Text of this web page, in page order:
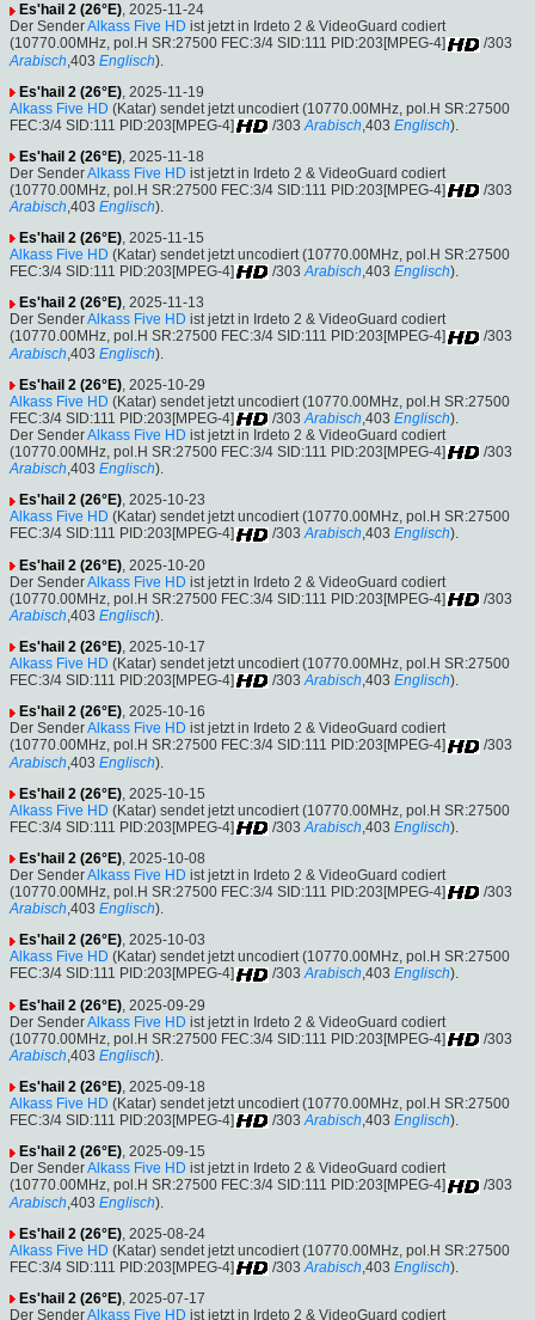
Es'hail 2 (26°E), 2025-11-24
Der SenderAlkass Five HD ist jetzt in Irdeto 2 & VideoGuard codiert
(10770.00MHz, pol.H SR:27500 FEC:3/4 SID:111 PID:203[MPEG-4]
/303
Arabisch ,403 Englisch).
Es'hail 2 (26°E) , 2025-11-19
Alkass Five HD (Katar) sendet jetzt uncodiert (10770.00MHz, pol.H SR:27500
FEC:3/4 SID:111 PID:203[MPEG-4]
/303 Arabisch ,403 Englisch).
Es'hail 2 (26°E), 2025-11-18
Der SenderAlkass Five HD ist jetzt in Irdeto 2 & VideoGuard codiert
(10770.00MHz, pol.H SR:27500 FEC:3/4 SID:111 PID:203[MPEG-4]
/303
Arabisch,403 Englisch).
Es'hail 2 (26°E), 2025-11-15
Alkass Five HD (Katar) sendet jetzt uncodiert (10770.00MHz, pol.H SR:27500
FEC:3/4 SID:111 PID:203[MPEG-4]
/303 Arabisch,403 Englisch).
Es'hail 2 (26°E), 2025-11-13
Der SenderAlkass Five HD ist jetzt in Irdeto 2 & VideoGuard codiert
(10770.00MHz, pol.H SR:27500 FEC:3/4 SID:111 PID:203[MPEG-4]
/303
Arabisch,403 Englisch).
Es'hail 2 (26°E), 2025-10-29
Alkass Five HD (Katar) sendet jetzt uncodiert (10770.00MHz, pol.H SR:27500
FEC:3/4 SID:111 PID:203[MPEG-4]
/303 Arabisch,403 Englisch).
Der SenderAlkass Five HD ist jetzt in Irdeto 2 & VideoGuard codiert
(10770.00MHz, pol.H SR:27500 FEC:3/4 SID:111 PID:203[MPEG-4]
/303
Arabisch,403 Englisch).
Es'hail 2 (26°E), 2025-10-23
Alkass Five HD (Katar) sendet jetzt uncodiert (10770.00MHz, pol.H SR:27500
FEC:3/4 SID:111 PID:203[MPEG-4]
/303 Arabisch,403 Englisch).
Es'hail 2 (26°E) , 2025-10-20
Der SenderAlkass Five HD ist jetzt in Irdeto 2 & VideoGuard codiert
(10770.00MHz, pol.H SR:27500 FEC:3/4 SID:111 PID:203[MPEG-4]
/303
Arabisch,403 Englisch).
Es'hail 2 (26°E), 2025-10-17
Alkass Five HD (Katar) sendet jetzt uncodiert (10770.00MHz, pol.H SR:27500
FEC:3/4 SID:111 PID:203[MPEG-4]
/303 Arabisch,403 Englisch).
Es'hail 2 (26°E), 2025-10-16
Der SenderAlkass Five HD ist jetzt in Irdeto 2 & VideoGuard codiert
(10770.00MHz, pol.H SR:27500 FEC:3/4 SID:111 PID:203[MPEG-4]
/303
Arabisch ,403 Englisch).
Es'hail 2 (26°E) , 2025-10-15
Alkass Five HD (Katar) sendet jetzt uncodiert (10770.00MHz, pol.H SR:27500
FEC:3/4 SID:111 PID:203[MPEG-4]
/303 Arabisch ,403 Englisch).
Es'hail 2 (26°E), 2025-10-08
Der SenderAlkass Five HD ist jetzt in Irdeto 2 & VideoGuard codiert
(10770.00MHz, pol.H SR:27500 FEC:3/4 SID:111 PID:203[MPEG-4]
/303
Arabisch,403 Englisch).
Es'hail 2 (26°E), 2025-10-03
Alkass Five HD (Katar) sendet jetzt uncodiert (10770.00MHz, pol.H SR:27500
FEC:3/4 SID:111 PID:203[MPEG-4]
/303 Arabisch,403 Englisch).
Es'hail 2 (26°E) , 2025-09-29
Der SenderAlkass Five HD ist jetzt in Irdeto 2 & VideoGuard codiert
(10770.00MHz, pol.H SR:27500 FEC:3/4 SID:111 PID:203[MPEG-4]
/303
Arabisch,403 Englisch).
Es'hail 2 (26°E), 2025-09-18
Alkass Five HD (Katar) sendet jetzt uncodiert (10770.00MHz, pol.H SR:27500
FEC:3/4 SID:111 PID:203[MPEG-4]
/303 Arabisch,403 Englisch).
Es'hail 2 (26°E), 2025-09-15
Der SenderAlkass Five HD ist jetzt in Irdeto 2 & VideoGuard codiert
(10770.00MHz, pol.H SR:27500 FEC:3/4 SID:111 PID:203[MPEG-4]
/303
Arabisch ,403 Englisch).
Es'hail 2 (26°E) , 2025-08-24
Alkass Five HD (Katar) sendet jetzt uncodiert (10770.00MHz, pol.H SR:27500
FEC:3/4 SID:111 PID:203[MPEG-4]
/303 Arabisch ,403 Englisch).
Es'hail 2 (26°E), 2025-07-17
Der SenderAlkass Five HD ist jetzt in Irdeto 2 & VideoGuard codiert